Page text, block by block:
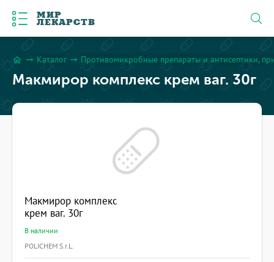
МИР
ЛЕКАРСТВ
home arrow_right_alt Каталог arrow_right_alt Противомикробные препараты и антисептики,
Макмирор комплекс крем ваг. 30г
Макмирор комплекс
крем ваг. 30г
В наличии
POLICHEM S.r.L.